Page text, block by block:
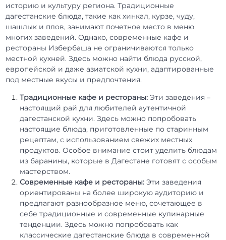
историю и культуру региона. Традиционные
дагестанские блюда, такие как хинкал, курзе, чуду,
шашлык и плов, занимают почетное место в меню
многих заведений. Однако, современные кафе и
рестораны Избербаша не ограничиваются только
местной кухней. Здесь можно найти блюда русской,
европейской и даже азиатской кухни, адаптированные
под местные вкусы и предпочтения.
Традиционные кафе и рестораны: Эти заведения –
настоящий рай для любителей аутентичной
дагестанской кухни. Здесь можно попробовать
настоящие блюда, приготовленные по старинным
рецептам, с использованием свежих местных
продуктов. Особое внимание стоит уделить блюдам
из баранины, которые в Дагестане готовят с особым
мастерством.
Современные кафе и рестораны: Эти заведения
ориентированы на более широкую аудиторию и
предлагают разнообразное меню, сочетающее в
себе традиционные и современные кулинарные
тенденции. Здесь можно попробовать как
классические дагестанские блюда в современной